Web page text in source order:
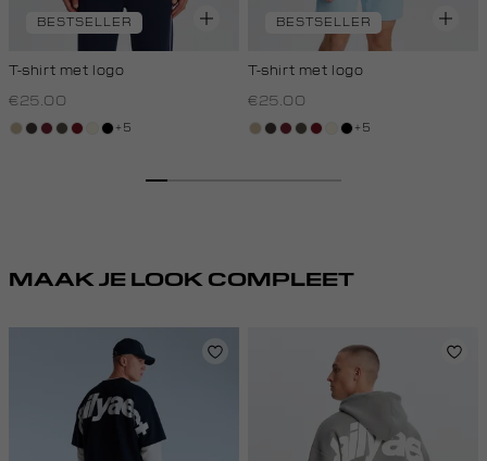
BESTSELLER
T-shirt met logo
€25.00
lichtzand
choco
bordeaux
bos,rood,
wit,zwart
+5
BESTSELLER
T-shirt met logo
€25.00
lichtzand
choco
bordeaux
bos,rood,
wit,zwart
+5
MAAK JE LOOK COMPLEET